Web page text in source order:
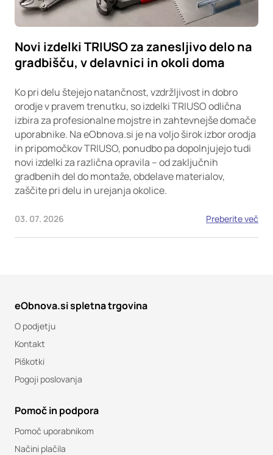
Novi izdelki TRIUSO za zanesljivo delo na
gradbišču, v delavnici in okoli doma
Ko pri delu štejejo natančnost, vzdržljivost in dobro
orodje v pravem trenutku, so izdelki TRIUSO odlična
izbira za profesionalne mojstre in zahtevnejše domače
uporabnike. Na eObnova.si je na voljo širok izbor orodja
in pripomočkov TRIUSO, ponudbo pa dopolnjujejo tudi
novi izdelki za različna opravila – od zaključnih
gradbenih del do montaže, obdelave materialov,
zaščite pri delu in urejanja okolice.
03. 07. 2026 Preberite več
eObnova.si spletna trgovina
O podjetju
Kontakt
Piškotki
Pogoji poslovanja
Pomoč in podpora
Pomoč uporabnikom
Načini plačila